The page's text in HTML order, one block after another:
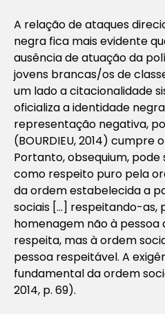
A relação de ataques
negra fica mais evidente
ausência de atuação da
jovens brancas/os de
um lado a citacionalidade
oficializa a identidade
representação negativa,
(BOURDIEU, 2014) cumpre
Portanto, obsequium,
como respeito puro pela
da ordem estabelecida a
sociais […] respeitando-as,
homenagem não à pessoa
respeita, mas à ordem
pessoa respeitável. A
fundamental da ordem
2014, p. 69).